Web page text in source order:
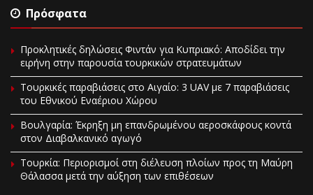
Πρόσφατα
Προκλητικές δηλώσεις Φιντάν για Κυπριακό: Αποδίδει την
ειρήνη στην παρουσία τουρκικών στρατευμάτων
Τουρκικές παραβιάσεις στο Αιγαίο: 3 UAV με 7 παραβιάσεις
του Εθνικού Εναέριου Χώρου
Βουλγαρία: Έκρηξη μη επανδρωμένου αεροσκάφους κοντά
στον Διαβαλκανικό αγωγό
Τουρκία: Περιορισμοί στη διέλευση πλοίων προς τη Μαύρη
Θάλασσα μετά την αύξηση των επιθέσεων